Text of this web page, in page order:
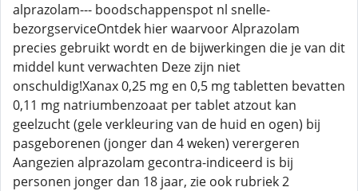
alprazolam--- boodschappenspot nl snelle-
bezorgserviceOntdek hier waarvoor Alprazolam
precies gebruikt wordt en de bijwerkingen die je van dit
middel kunt verwachten Deze zijn niet
onschuldig!Xanax 0,25 mg en 0,5 mg tabletten bevatten
0,11 mg natriumbenzoaat per tablet atzout kan
geelzucht (gele verkleuring van de huid en ogen) bij
pasgeborenen (jonger dan 4 weken) verergeren
Aangezien alprazolam gecontra-indiceerd is bij
personen jonger dan 18 jaar, zie ook rubriek 2